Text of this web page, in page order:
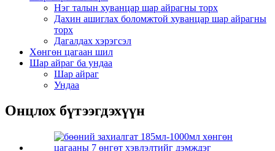
Нэг талын хуванцар шар айрагны торх
Дахин ашиглах боломжтой хуванцар шар айрагны
торх
Дагалдах хэрэгсэл
Хөнгөн цагаан шил
Шар айраг ба ундаа
Шар айраг
Ундаа
Онцлох бүтээгдэхүүн